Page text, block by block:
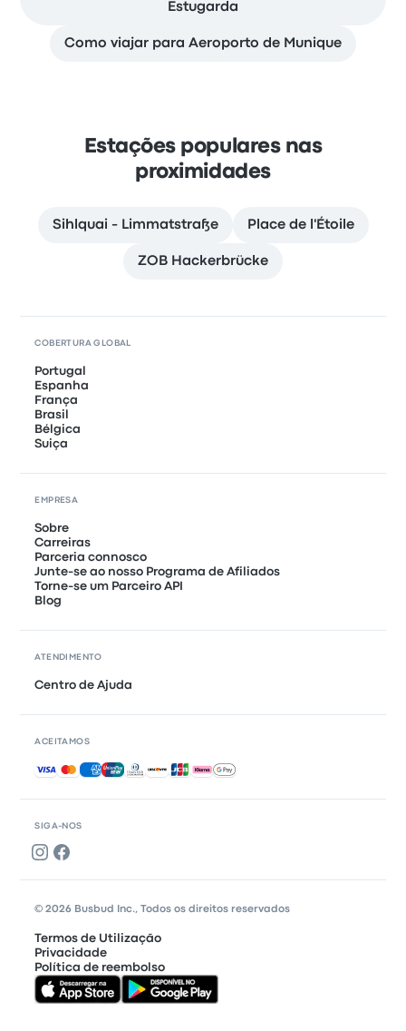
Estugarda
Como viajar para Aeroporto de Munique
Estações populares nas
proximidades
Sihlquai - Limmatstraße Place de l'Étoile
ZOB Hackerbrücke
SIGA-NOS
COBERTURA GLOBAL
Portugal
Espanha
França
Brasil
Bélgica
Suiça
EMPRESA
Sobre
Carreiras
Parceria connosco
Junte-se ao nosso Programa de Afiliados
Torne-se um Parceiro API
Blog
ATENDIMENTO
Centro de Ajuda
ACEITAMOS
Pagamentos aceites
© 2026 Busbud Inc., Todos os direitos reservados
Termos de Utilização
Privacidade
Política de reembolso